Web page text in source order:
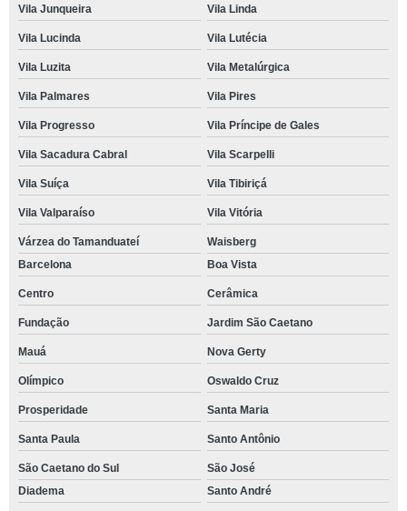
Vila Junqueira Vila Linda
Vila Lucinda Vila Lutécia
Vila Luzita Vila Metalúrgica
Vila Palmares Vila Pires
Vila Progresso Vila Príncipe de Gales
Vila Sacadura Cabral Vila Scarpelli
Vila Suíça Vila Tibiriçá
Vila Valparaíso Vila Vitória
Várzea do Tamanduateí
Waisberg
Barcelona
Boa Vista
Centro Cerâmica
Fundação Jardim São Caetano
Mauá Nova Gerty
Olímpico Oswaldo Cruz
Prosperidade Santa Maria
Santa Paula Santo Antônio
São Caetano do Sul
São José
Diadema
Santo André